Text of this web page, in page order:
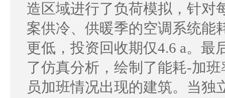
造区域进行了负荷模拟，针对
案供冷、供暖季的空调系统能
更低，投资回收期仅4.6 a。
了仿真分析，绘制了能耗-加
员加班情况出现的建筑。当独